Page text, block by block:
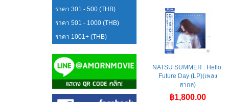
ราคา 301 - 500 (THB)
ราคา 501 - 1000 (THB)
ราคา 1001+ (THB)
NATSU SUMMER : Hello.
Future Day (LP)(เพลง
สากล)
฿1,800.00